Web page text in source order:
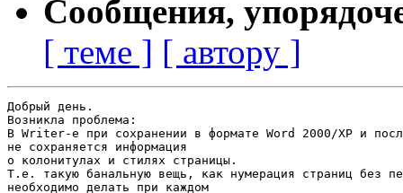
Сообщения,
[ теме ] [ автору ]
Добрый день.
Возникла проблема:
В Writer-e при сохранении в формате Word 2000/XP и
не сохраняется информация
о колонитулах и стилях страницы.
Т.е. такую банальную вещь, как нумерация страниц без
необходимо делать при каждом